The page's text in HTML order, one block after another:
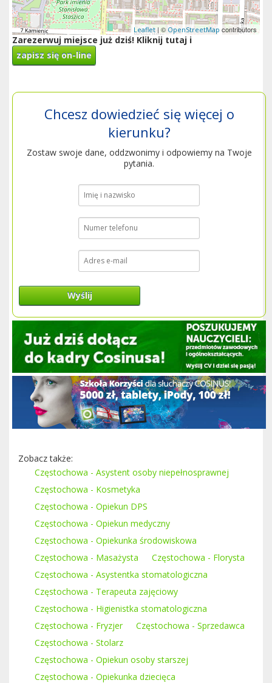
Leaflet | © OpenStreetMap contributors
Zarezerwuj miejsce już dziś! Kliknij tutaj i
zapisz się on-line
Chcesz dowiedzieć się więcej o
kierunku?
Zostaw swoje dane, oddzwonimy i odpowiemy na Twoje
pytania.
Wyślij
Zobacz także:
Częstochowa - Asystent osoby niepełnosprawnej
Częstochowa - Kosmetyka
Częstochowa - Opiekun DPS
Częstochowa - Opiekun medyczny
Częstochowa - Opiekunka środowiskowa
Częstochowa - Masażysta
Częstochowa - Florysta
Częstochowa - Asystentka stomatologiczna
Częstochowa - Terapeuta zajęciowy
Częstochowa - Higienistka stomatologiczna
Częstochowa - Fryzjer
Częstochowa - Sprzedawca
Częstochowa - Stolarz
Częstochowa - Opiekun osoby starszej
Częstochowa - Opiekunka dziecięca